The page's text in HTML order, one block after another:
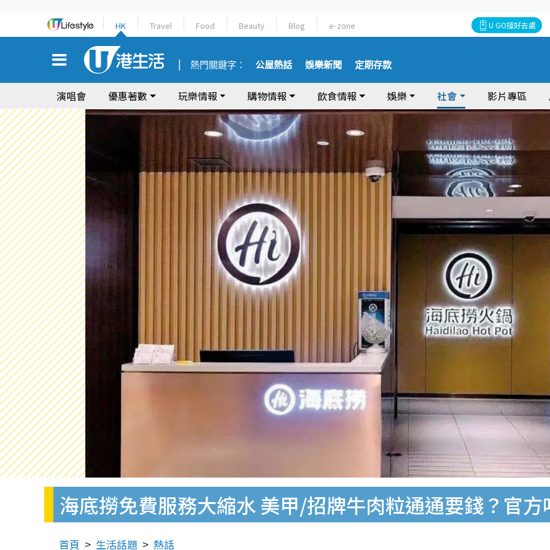
HK Travel Food Beauty Blog e-zone U GO搵好去處
熱門關鍵字： 公屋熱話 娛樂新聞 定期存款
演唱會 優惠著數 玩樂情報 購物情報 飲食情報 娛樂 社會 影片專區
海底撈免費服務大縮水 美甲/招牌牛肉粒通通要錢？官方
首頁 生活話題 熱話